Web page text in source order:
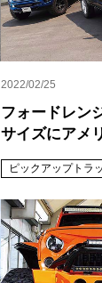
2022/02/25
フォードレン
サイズにアメ
ピックアップトラ